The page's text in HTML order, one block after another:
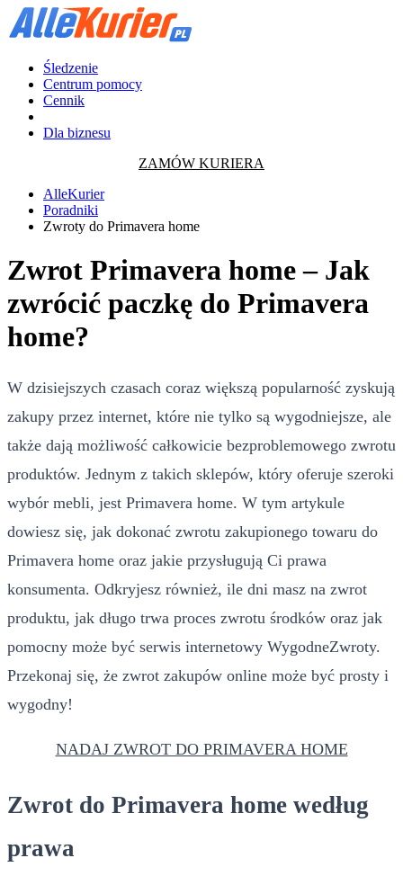
Śledzenie
Centrum pomocy
Cennik
Dla biznesu
ZAMÓW KURIERA
AlleKurier
Poradniki
Zwroty do Primavera home
Zwrot Primavera home – Jak
zwrócić paczkę do Primavera
home?
W dzisiejszych czasach coraz większą popularność zyskują
zakupy przez internet, które nie tylko są wygodniejsze, ale
także dają możliwość całkowicie bezproblemowego zwrotu
produktów. Jednym z takich sklepów, który oferuje szeroki
wybór mebli, jest Primavera home. W tym artykule
dowiesz się, jak dokonać zwrotu zakupionego towaru do
Primavera home oraz jakie przysługują Ci prawa
konsumenta. Odkryjesz również, ile dni masz na zwrot
produktu, jak długo trwa proces zwrotu środków oraz jak
pomocny może być serwis internetowy WygodneZwroty.
Przekonaj się, że zwrot zakupów online może być prosty i
wygodny!
NADAJ ZWROT DO PRIMAVERA HOME
Zwrot do Primavera home według
prawa